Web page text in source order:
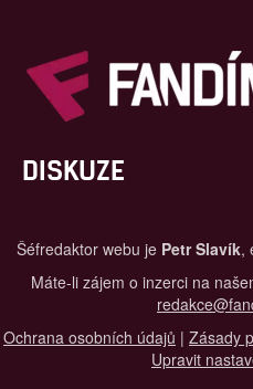
DISKUZE
Šéfredaktor webu je Petr Slavík,
Máte-li zájem o inzerci na
Ochrana osobních údajů | Zásady
Upravit